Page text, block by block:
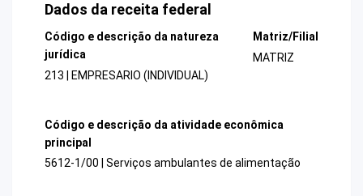
Dados da receita federal
Código e descrição da natureza
jurídica
213 | EMPRESARIO (INDIVIDUAL)
Matriz/Filial
MATRIZ
Código e descrição da atividade econômica
principal
5612-1/00 | Serviços ambulantes de alimentação